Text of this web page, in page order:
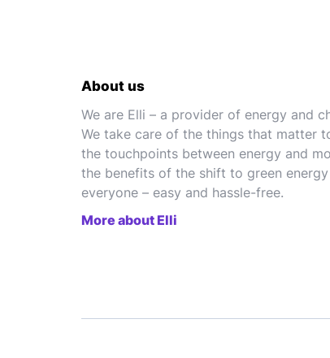
About us
We are Elli – a provider of energy and
We take care of the things that matter
the touchpoints between energy and
the benefits of the shift to green
everyone – easy and hassle-free.
More about Elli